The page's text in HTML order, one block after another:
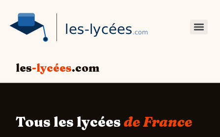
les-lycées.com
Tous les lycées de France